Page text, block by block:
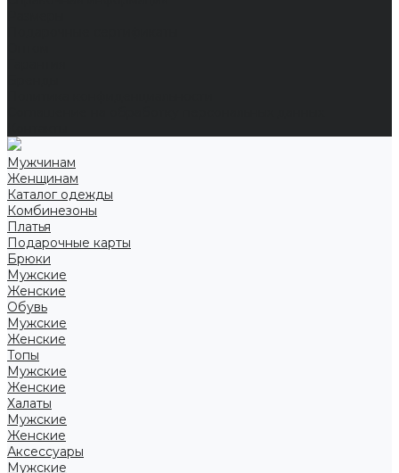
Мужчинам
Женщинам
Каталог одежды
Комбинезоны
Платья
Подарочные карты
Брюки
Мужские
Женские
Обувь
Мужские
Женские
Топы
Мужские
Женские
Халаты
Мужские
Женские
Аксессуары
Мужские